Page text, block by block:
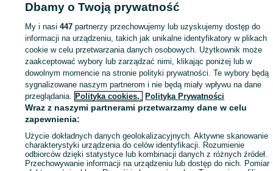
Strona główna Antyki i Kolekcje Antyki Stare oświetlenie Lampki
Lampki -
Dolnośląskie
Lampki - Lasówka
KATEGORIA
ID:1076882008 Wyświetlenia:
Wyślij wiadomość Kup
Dbamy o Twoją prywatność
My i nasi447 partnerzy przechowujemy lub uzyskujemy dostęp do
informacji na urządzeniu, takich jak unikalne identyfikatory w plikach
cookie w celu przetwarzania danych osobowych. Użytkownik może
zaakceptować wybory lub zarządzać nimi, klikając poniżej lub w
dowolnym momencie na stronie polityki prywatności. Te wybory będą
sygnalizowane naszym partnerom i nie będą miały wpływu na dane
przeglądania. Polityka cookies, Polityka Prywatności
Wraz z naszymi partnerami przetwarzamy dane w celu
zapewnienia:
Użycie dokładnych danych geolokalizacyjnych. Aktywne skanowanie
charakterystyki urządzenia do celów identyfikacji. Rozumienie
odbiorców dzięki statystyce lub kombinacji danych z różnych źródeł.
Przechowywanie informacji na urządzeniu lub dostęp do nich. Pomiar